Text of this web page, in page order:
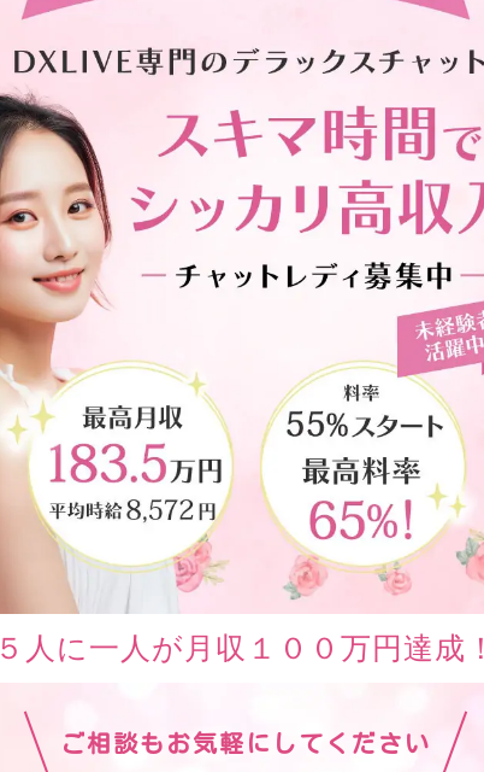
５人に一人が月収１００万円達成！
ご相談もお気軽にしてください